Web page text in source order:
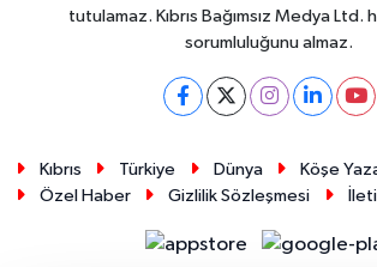
tutulamaz. Kıbrıs Bağımsız Medya Ltd.
sorumluluğunu almaz.
Kıbrıs Türkiye Dünya
Köşe
Özel Haber
Gizlilik Sözleşmesi